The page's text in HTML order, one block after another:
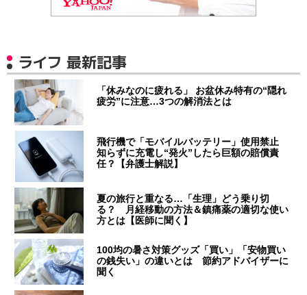
ライフ 最新記事
「休みなのに疲れる」 お盆休み特有の“隠れ
疲労”に注意…3つの解消法とは
飛行機で「モバイルバッテリー」使用禁止
知らずに充電し“発火”したら巨額の賠償責
任？【弁護士解説】
夏の旅行と重なる…「生理」どう乗り切
る？ 月経移動の方法＆鎮痛薬の適切な使い
方とは【医師に聞く】
100均の暑さ対策グッズ「買い」「安物買い
の銭失い」の違いとは 節約アドバイザーに
聞く